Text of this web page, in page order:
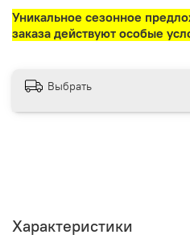
Уникальное сезонное
заказа действуют особые
Выбрать
Характеристики